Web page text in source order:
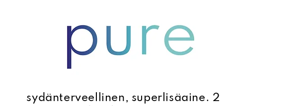
sydänterveellinen, superlisäaine. 2